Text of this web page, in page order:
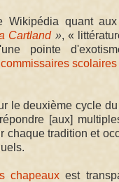
Wikipédia quant
Cartland», «
pointe
commissaires
le deuxième cycle
[aux]
tradition et
chapeauxest